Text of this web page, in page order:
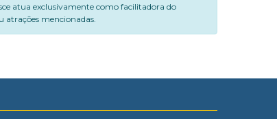
atua exclusivamente como facilitadora do
atrações mencionadas.